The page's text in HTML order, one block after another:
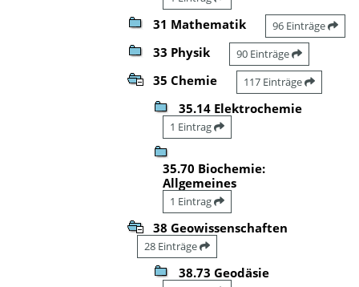
31 Mathematik 96 Einträge
33 Physik 90 Einträge
35 Chemie 117 Einträge
35.14 Elektrochemie
1 Eintrag
35.70 Biochemie:
Allgemeines
1 Eintrag
38 Geowissenschaften
28 Einträge
38.73 Geodäsie